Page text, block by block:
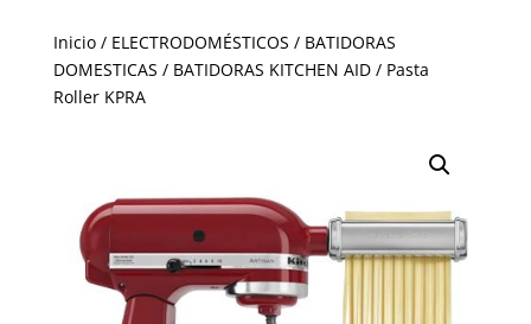
Inicio/ ELECTRODOMÉSTICOS / BATIDORAS
DOMESTICAS / BATIDORAS KITCHEN AID/ Pasta
Roller KPRA